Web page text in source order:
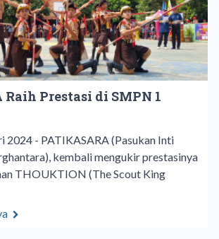
Raih Prestasi di SMPN 1
2024 - PATIKASARA (Pasukan Inti
kembali mengukir prestasinya
THOUKTION (The Scout King